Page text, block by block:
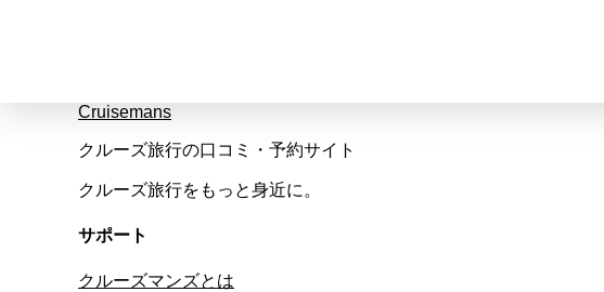
Cruisemans
クルーズ旅行の口コミ・予約サイト
クルーズ旅行をもっと身近に。
サポート
クルーズマンズとは